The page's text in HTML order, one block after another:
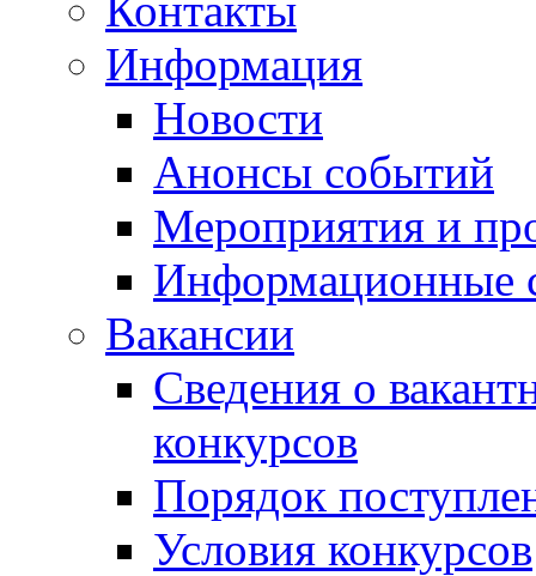
Информация
Новости
Анонсы событий
Мероприятия и
Информационные
Вакансии
Сведения о
конкурсов
Порядок
Условия конкурсов